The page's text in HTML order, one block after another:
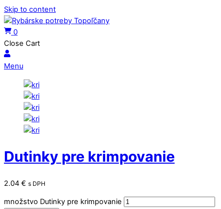
Skip to content
0
Close Cart
Menu
Dutinky pre krimpovanie
2.04 € s DPH
množstvo Dutinky pre krimpovanie